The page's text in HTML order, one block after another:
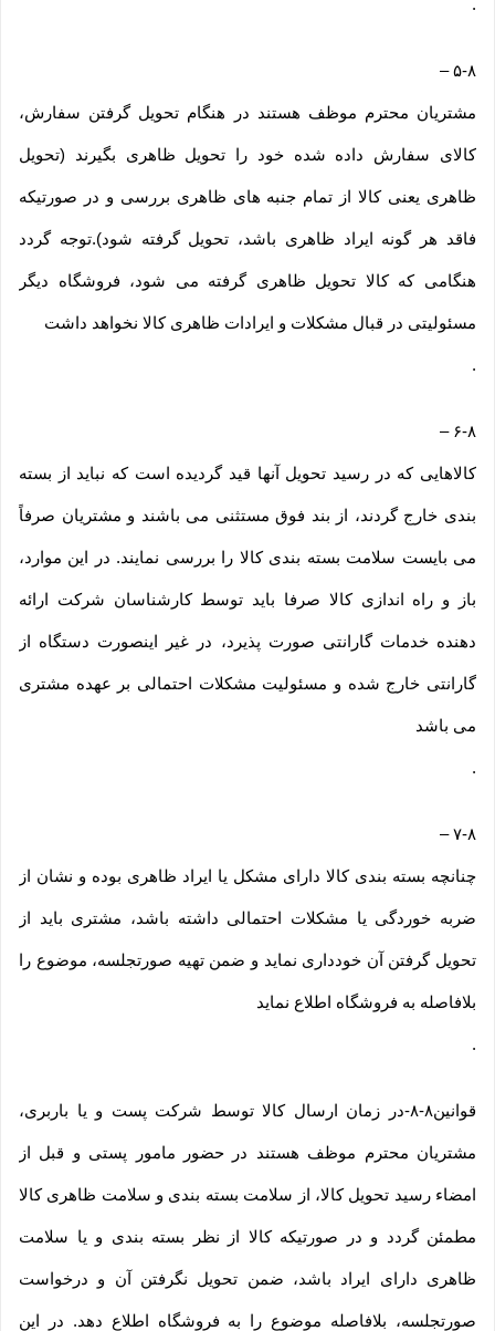
.
۵-۸–
مشتریان محترم موظف هستند در هنگام تحویل گرفتن سفارش،
کالای سفارش داده شده خود را تحویل ظاهری بگیرند (تحویل
ظاهری یعنی کالا از تمام جنبه های ظاهری بررسی و در صورتیکه
فاقد هر گونه ایراد ظاهری باشد، تحویل گرفته شود).توجه گردد
هنگامی که کالا تحویل ظاهری گرفته می شود، فروشگاه دیگر
مسئولیتی در قبال مشکلات و ایرادات ظاهری کالا نخواهد داشت
.
۶-۸ –
کالاهایی که در رسید تحویل آنها قید گردیده است که نباید از بسته
بندی خارج گردند، از بند فوق مستثنی می باشند و مشتریان صرفاً
می بایست سلامت بسته بندی کالا را بررسی نمایند. در این موارد،
باز و راه اندازی کالا صرفا باید توسط کارشناسان شرکت ارائه
دهنده خدمات گارانتی صورت پذیرد، در غیر اینصورت دستگاه از
گارانتی خارج شده و مسئولیت مشکلات احتمالی بر عهده مشتری
می باشد
.
۷-۸–
چنانچه بسته بندی کالا دارای مشکل یا ایراد ظاهری بوده و نشان از
ضربه خوردگی یا مشکلات احتمالی داشته باشد، مشتری باید از
تحویل گرفتن آن خودداری نماید و ضمن تهیه صورتجلسه، موضوع را
بلافاصله به فروشگاه اطلاع نماید
.
قوانین۸-۸-در زمان ارسال کالا توسط شرکت پست و یا باربری،
مشتریان محترم موظف هستند در حضور مامور پستی و قبل از
امضاء رسید تحویل کالا، از سلامت بسته بندی و سلامت ظاهری کالا
مطمئن گردد و در صورتیکه کالا از نظر بسته بندی و یا سلامت
ظاهری دارای ایراد باشد، ضمن تحویل نگرفتن آن و درخواست
صورتجلسه، بلافاصله موضوع را به فروشگاه اطلاع دهد. در این